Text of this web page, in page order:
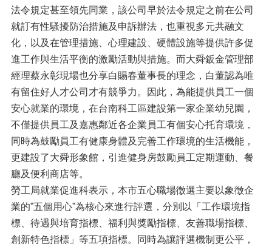
法令規定甚至領先同業，該公司早於法令規定之前在公司
就訂有性騷擾防治措施及申訴辦法，也重視多元共融文
化，以及在管理措施、心理建設、硬體設施等提供許多促
進工作與生活平衡的激勵活動與措施。而大舜鈑金管理部
經理蔡永彰現場也分享白賜春董事長的理念，白董認為唯
有留住好人才公司才有競爭力。因此，為能提供員工一個
安心就業的環境，在台南科工區建設第一家企業幼兒園，
不僅提供員工及嘉惠鄰近各企業員工有個安心托育環境，
同時為鼓勵員工有健康身體及完善工作環境的生活機能，
更建設了大舜形象館，引進健身房鼓勵員工定期運動、餐
廳及便利商店等。
勞工局就業促進科表示，本市五心職場徵選主要以象徵企
業的”五個用心”為核心來進行評選，分別以「工作環境指
標、待遇與培育指標、福利與獎勵指標、友善職場指標、
創新特色指標」等五項指標。同時為讓評選機制更公平，